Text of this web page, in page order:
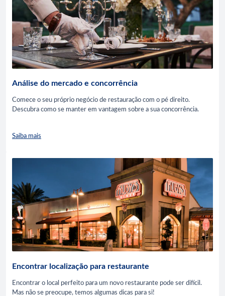
Análise do mercado e concorrência
Comece o seu próprio negócio de restauração com o pé direito.
Descubra como se manter em vantagem sobre a sua concorrência.
Saiba mais
Encontrar localização para restaurante
Encontrar o local perfeito para um novo restaurante pode ser difícil.
Mas não se preocupe, temos algumas dicas para si!